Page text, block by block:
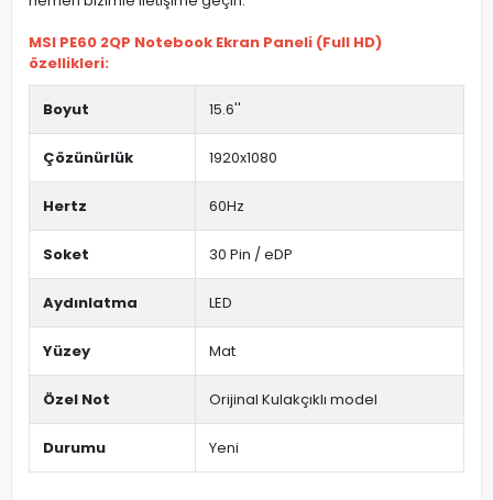
MSI PE60 2QP Notebook Ekran Paneli (Full HD)
özellikleri:
Boyut 15.6''
Çözünürlük 1920x1080
Hertz 60Hz
Soket 30 Pin / eDP
Aydınlatma LED
Yüzey Mat
Özel Not Orijinal Kulakçıklı model
Durumu Yeni